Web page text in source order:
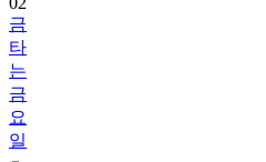
타
는
금
요
일
03